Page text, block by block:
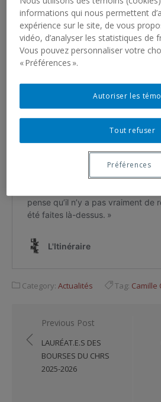
Category: Actualités Tag: Camille
Navigation
de
l'article
Previous Post
LAURÉAT.E.S DES
BOURSES DU CHRS
2025-2026
informations qui nous permettent
expérience sur le site, de vous
vidéo, d’analyser les statistiques de
Vous pouvez personnaliser votre
« Préférences ».
Tout refuser
Autoriser les
Préférences